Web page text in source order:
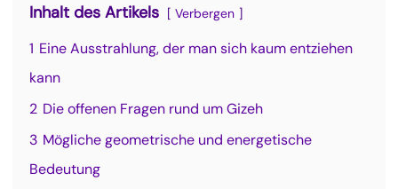
Inhalt des Artikels Verbergen
1 Eine Ausstrahlung, der man sich kaum entziehen
kann
2 Die offenen Fragen rund um Gizeh
3 Mögliche geometrische und energetische
Bedeutung